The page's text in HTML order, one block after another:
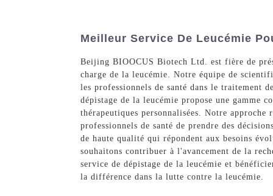
Meilleur Service De Leucémie
Beijing BIOOCUS Biotech Ltd. est fière de
charge de la leucémie. Notre équipe de
les professionnels de santé dans le traitement
dépistage de la leucémie propose une gamme
thérapeutiques personnalisées. Notre
professionnels de santé de prendre des
de haute qualité qui répondent aux besoins
souhaitons contribuer à l'avancement de la
service de dépistage de la leucémie et
la différence dans la lutte contre la leucémie.